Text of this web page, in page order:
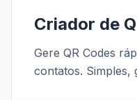
Criador de
Gere QR Codes
contatos. Simples,